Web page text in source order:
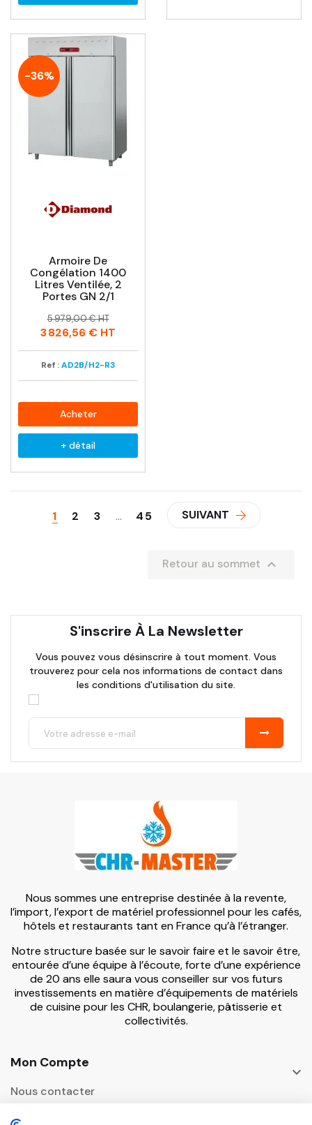
-36%
Armoire De
Congélation 1400
Litres Ventilée, 2
Portes GN 2/1
Prix
Prix
habituel
5 979,00 € HT
3 826,56 € HT
Ref : AD2B/H2-R3
Acheter
+ détail
1 2 3 … 45 SUIVANT
Retour au sommet 
S'inscrire À La Newsletter
Vous pouvez vous désinscrire à tout moment. Vous
trouverez pour cela nos informations de contact dans
les conditions d'utilisation du site.
Nous sommes une entreprise destinée à la revente,
l’import, l’export de matériel professionnel pour les cafés,
hôtels et restaurants tant en France qu’à l’étranger.
Notre structure basée sur le savoir faire et le savoir être,
entourée d’une équipe à l’écoute, forte d’une expérience
de 20 ans elle saura vous conseiller sur vos futurs
investissements en matière d’équipements de matériels
de cuisine pour les CHR, boulangerie, pâtisserie et
collectivités.
Mon Compte

Nous contacter
Informations